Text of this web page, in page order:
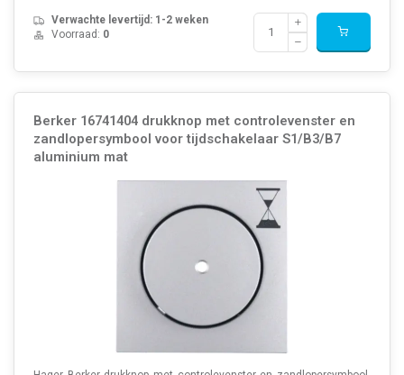
Verwachte levertijd: 1-2 weken
Voorraad: 0
Berker 16741404 drukknop met controlevenster en
zandlopersymbool voor tijdschakelaar S1/B3/B7
aluminium mat